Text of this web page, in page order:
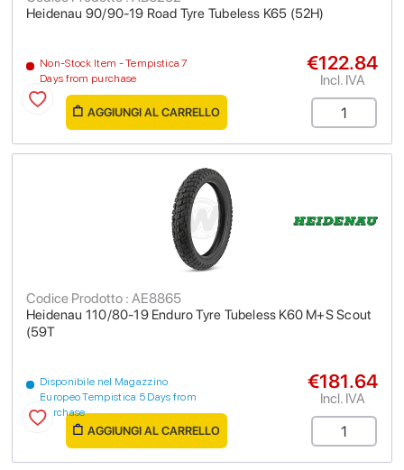
Heidenau 90/90-19 Road Tyre Tubeless K65 (52H)
Non-Stock Item - Tempistica 7
Days from purchase
€122.84
Incl. IVA
AGGIUNGI AL CARRELLO
Heidenau 110/80-19 Enduro Tyre Tubeless K60 M+S Scout
(59T
Codice Prodotto : AE8865
Disponibile nel Magazzino
Europeo Tempistica 5 Days from
purchase
€181.64
Incl. IVA
AGGIUNGI AL CARRELLO